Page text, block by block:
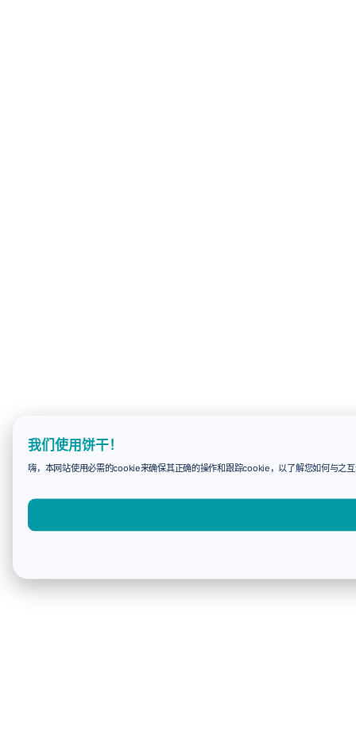
我们使用饼干！
嗨，本网站使用必需的cookie来确保其正确的操作和跟踪cookie，以了解您如何与之